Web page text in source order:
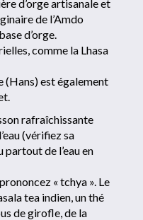
d’orge artisanale et
de l’Amdo
d’orge.
comme la Lhasa
(Hans) est également
rafraîchissante
(vérifiez sa
de l’eau en
« tchya ». Le
tea indien, un thé
de girofle, de la